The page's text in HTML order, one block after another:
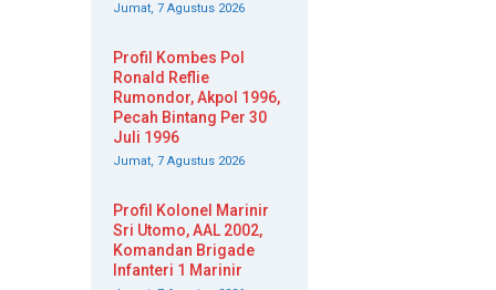
Jumat, 7 Agustus 2026
Profil Kombes Pol
Ronald Reflie
Rumondor, Akpol 1996,
Pecah Bintang Per 30
Juli 1996
Jumat, 7 Agustus 2026
Profil Kolonel Marinir
Sri Utomo, AAL 2002,
Komandan Brigade
Infanteri 1 Marinir